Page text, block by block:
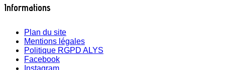
Informations
Plan du site
Mentions légales
Politique RGPD ALYS
Facebook
Instagram